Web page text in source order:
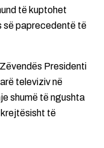
të kuptohet
së paprecedentë të
Presidenti
televiziv në
shumë të ngushta
krejtësisht të